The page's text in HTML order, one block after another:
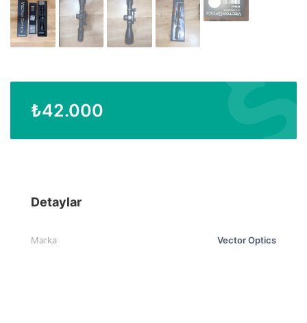
₺42.000
Detaylar
Marka Vector Optics